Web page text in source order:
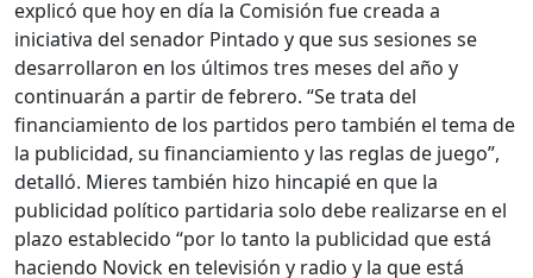
explicó que hoy en día la Comisión fue creada a
iniciativa del senador Pintado y que sus sesiones se
desarrollaron en los últimos tres meses del año y
continuarán a partir de febrero. “Se trata del
financiamiento de los partidos pero también el tema de
la publicidad, su financiamiento y las reglas de juego”,
detalló. Mieres también hizo hincapié en que la
publicidad político partidaria solo debe realizarse en el
plazo establecido “por lo tanto la publicidad que está
haciendo Novick en televisión y radio y la que está